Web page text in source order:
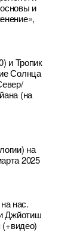
и
и Тропик
Солнца
(на
на
2025
нас.
Джйотиш